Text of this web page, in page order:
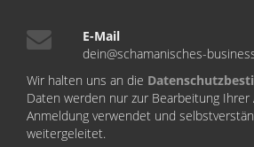
E-Mail
dein@schamanisches-
Wir halten uns an die
Daten werden nur zur Bearbeitung Ihrer
Anmeldung verwendet und
weitergeleitet.